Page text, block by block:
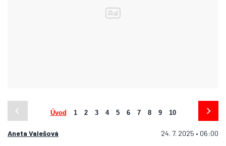
Úvod 1 2 3 4 5 6 7 8 9 10
Aneta Valešová 24. 7. 2025 • 06:00